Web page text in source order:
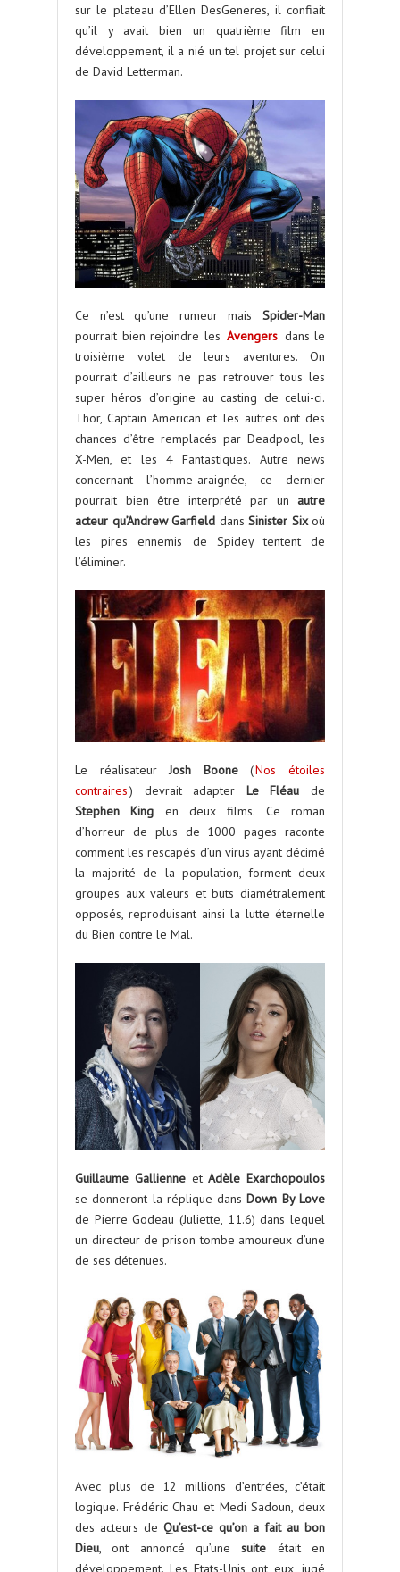
sur le plateau d’Ellen DesGeneres, il confiait
qu’il y avait bien un quatrième film en
développement, il a nié un tel projet sur celui
de David Letterman.
Ce n’est qu’une rumeur mais Spider-Man
pourrait bien rejoindre les Avengers dans le
troisième volet de leurs aventures. On
pourrait d’ailleurs ne pas retrouver tous les
super héros d’origine au casting de celui-ci.
Thor, Captain American et les autres ont des
chances d’être remplacés par Deadpool, les
X-Men, et les 4 Fantastiques. Autre news
concernant l’homme-araignée, ce dernier
pourrait bien être interprété par un autre
acteur qu’Andrew Garfield dans Sinister Sixoù
les pires ennemis de Spidey tentent de
l’éliminer.
Le réalisateurJosh Boone(Nos étoiles
contraires) devrait adapter Le Fléau de
Stephen King en deux films. Ce roman
d’horreur de plus de 1000 pages raconte
comment les rescapés d’un virus ayant décimé
la majorité de la population, forment deux
groupes aux valeurs et buts diamétralement
opposés, reproduisant ainsi la lutte éternelle
du Bien contre le Mal.
Guillaume GallienneetAdèle Exarchopoulos
se donneront la réplique dans Down By Love
de Pierre Godeau (Juliette, 11.6) dans lequel
un directeur de prison tombe amoureux d’une
de ses détenues.
Avec plus de 12 millions d’entrées, c’était
logique. Frédéric Chau et Medi Sadoun, deux
des acteurs de Qu’est-ce qu’on a fait au bon
Dieu , ont annoncé qu’unesuite était en
développement. Les Etats-Unis ont eux, jugé